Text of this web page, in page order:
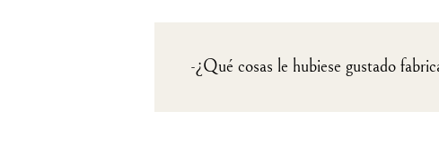
-¿Qué cosas le hubiese gustado